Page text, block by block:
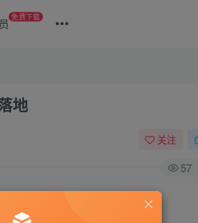
免费下载
地
关注
57
真正做到普通人也能实行落地